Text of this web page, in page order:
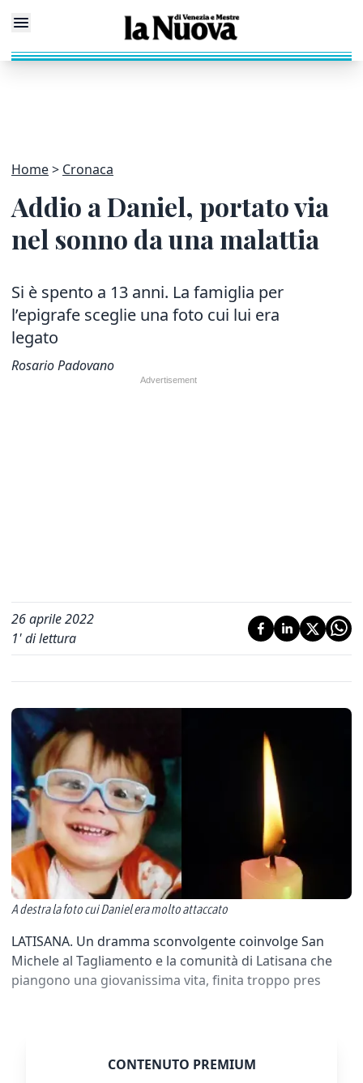
Home Cronaca
Addio a Daniel, portato via
nel sonno da una malattia
Si è spento a 13 anni. La famiglia per
l’epigrafe sceglie una foto cui lui era
legato
Rosario Padovano
26 aprile 2022
1' di lettura
A destra la foto cui Daniel era molto attaccato
LATISANA. Un dramma sconvolgente coinvolge San
Michele al Tagliamento e la comunità di Latisana che
piangono una giovanissima vita, finita troppo pres
CONTENUTO PREMIUM